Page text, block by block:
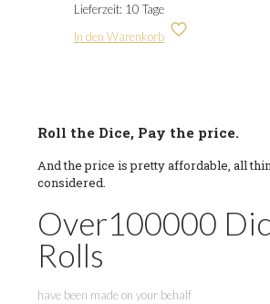
Lieferzeit: 10 Tage
In den Warenkorb
Roll the Dice, Pay the price.
And the price is pretty affordable, all
considered.
Over100000
Rolls
have been made on your behalf